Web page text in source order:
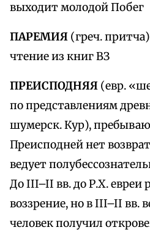
выходит молодой Побег
ПАРЕМИЯ (греч.
чтение из книг ВЗ
ПРЕИСПОДНЯЯ (евр.
по представлениям
шумерск. Кур),
Преисподней нет
ведует
До III–II вв. до Р.Х. евреи
воззрение, но в III–II вв.
человек получил